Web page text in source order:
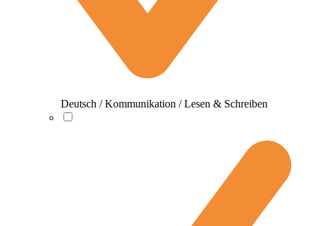
Deutsch / Kommunikation / Lesen & Schreiben